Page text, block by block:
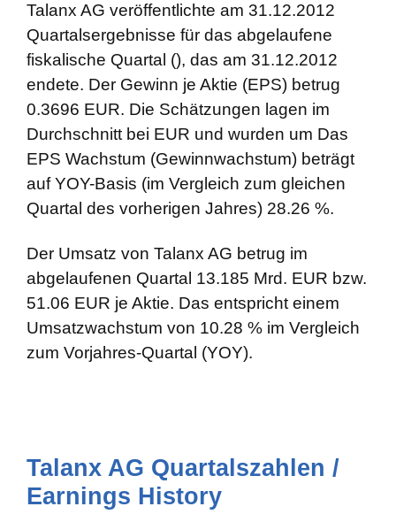
Talanx AG veröffentlichte am 31.12.2012
Quartalsergebnisse für das abgelaufene
fiskalische Quartal (), das am 31.12.2012
endete. Der Gewinn je Aktie (EPS) betrug
0.3696 EUR. Die Schätzungen lagen im
Durchschnitt bei EUR und wurden um Das
EPS Wachstum (Gewinnwachstum) beträgt
auf YOY-Basis (im Vergleich zum gleichen
Quartal des vorherigen Jahres) 28.26 %.
Der Umsatz von Talanx AG betrug im
abgelaufenen Quartal 13.185 Mrd. EUR bzw.
51.06 EUR je Aktie. Das entspricht einem
Umsatzwachstum von 10.28 % im Vergleich
zum Vorjahres-Quartal (YOY).
Talanx AG Quartalszahlen /
Earnings History